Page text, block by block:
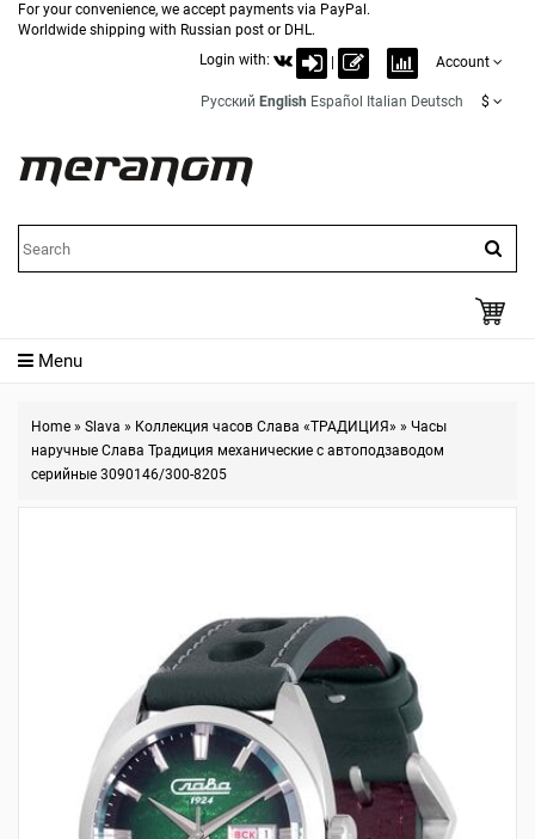
For your convenience, we accept payments via PayPal.
Worldwide shipping with Russian post or DHL.
Login with:
Account
Русский English Español Italian Deutsch $
Menu
Home » Slava » Коллекция часов Слава «ТРАДИЦИЯ» » Часы
наручные Слава Традиция механические с автоподзаводом
серийные 3090146/300-8205